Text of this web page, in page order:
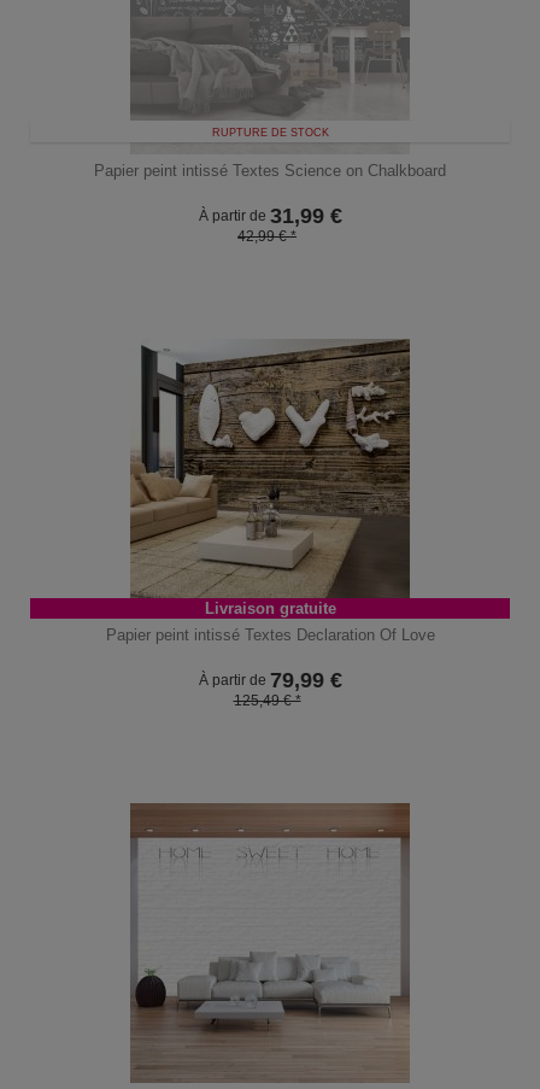
RUPTURE DE STOCK
Papier peint intissé Textes Science on Chalkboard
À partir de 31,99€
42,99 € *
Livraison gratuite
Papier peint intissé Textes Declaration Of Love
À partir de 79,99€
125,49 € *